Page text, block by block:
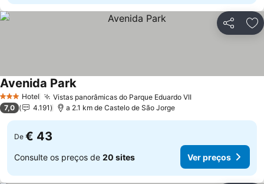
Partilhar
3 EstrelasHotel Vistas panorâmicas do Parque Eduardo VIIVer preços
Avenida ParkVer preços
7,0 4.191 a 2.1 km de Castelo de São Jorge
De € 43
Consulte os preços de 20 sites Ver preços